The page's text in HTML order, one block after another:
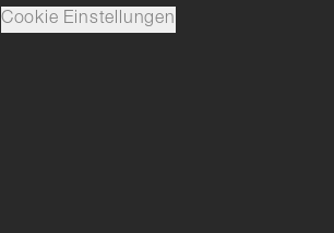
Cookie Einstellungen